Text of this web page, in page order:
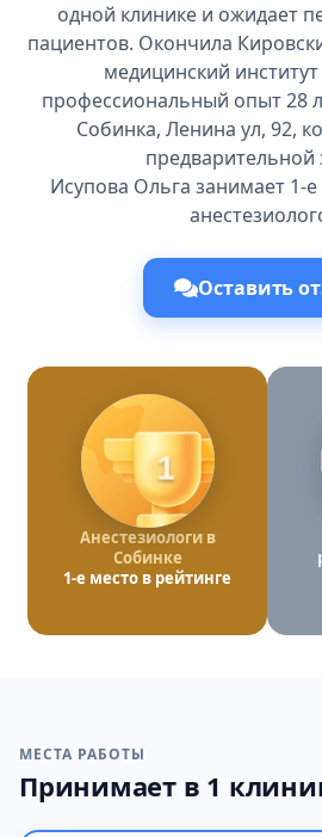
одной клинике и ожидает
пациентов. Окончила
медицинский институт
профессиональный опыт 28
Собинка, Ленина ул, 92,
предварительной
Исупова Ольга занимает 1-
Оставить
1
Анестезиологи в
Собинке
1-е место в рейтинге
МЕСТА РАБОТЫ
Принимает в 1